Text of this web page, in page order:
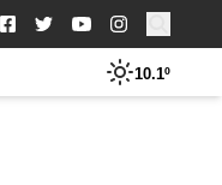
Buscar:
10.1º